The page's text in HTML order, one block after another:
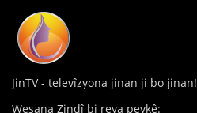
JinTV - televîzyona jinan ji bo jinan!
Weşana Zindî bi reya peykê: